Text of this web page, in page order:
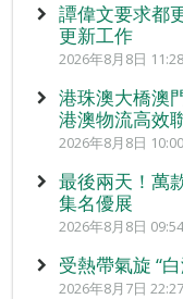
譚偉文要求都
更新工作
2026年8月8日 11:28
港珠澳大橋澳
港澳物流高效
2026年8月8日 10:00
最後兩天！萬
集名優展
2026年8月8日
受熱帶氣旋 “
2026年8月7日 22:27